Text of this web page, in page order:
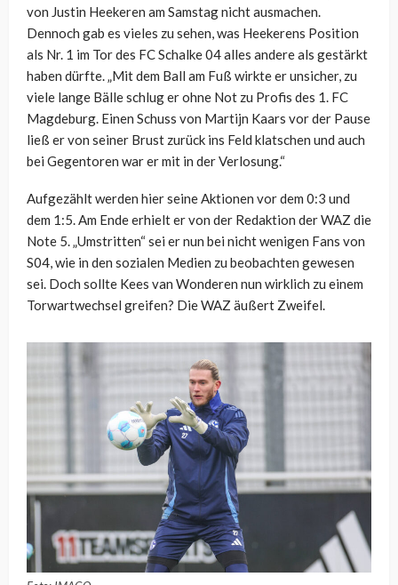
von Justin Heekeren am Samstag nicht ausmachen.
Dennoch gab es vieles zu sehen, was Heekerens Position
als Nr. 1 im Tor des FC Schalke 04 alles andere als gestärkt
haben dürfte. „Mit dem Ball am Fuß wirkte er unsicher, zu
viele lange Bälle schlug er ohne Not zu Profis des 1. FC
Magdeburg. Einen Schuss von Martijn Kaars vor der Pause
ließ er von seiner Brust zurück ins Feld klatschen und auch
bei Gegentoren war er mit in der Verlosung.“
Aufgezählt werden hier seine Aktionen vor dem 0:3 und
dem 1:5. Am Ende erhielt er von der Redaktion der WAZ die
Note 5. „Umstritten“ sei er nun bei nicht wenigen Fans von
S04, wie in den sozialen Medien zu beobachten gewesen
sei. Doch sollte Kees van Wonderen nun wirklich zu einem
Torwartwechsel greifen? Die WAZ äußert Zweifel.